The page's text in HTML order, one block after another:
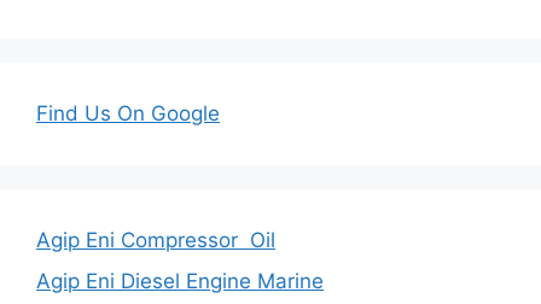
Find Us On Google
Agip Eni Compressor Oil
Agip Eni Diesel Engine Marine